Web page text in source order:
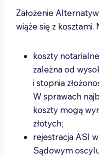
Założenie
wiąże się z kosztami.
koszty
zależna od
i stopnia
W sprawach
koszty mogą
złotych;
rejestracja ASI
Sądowym